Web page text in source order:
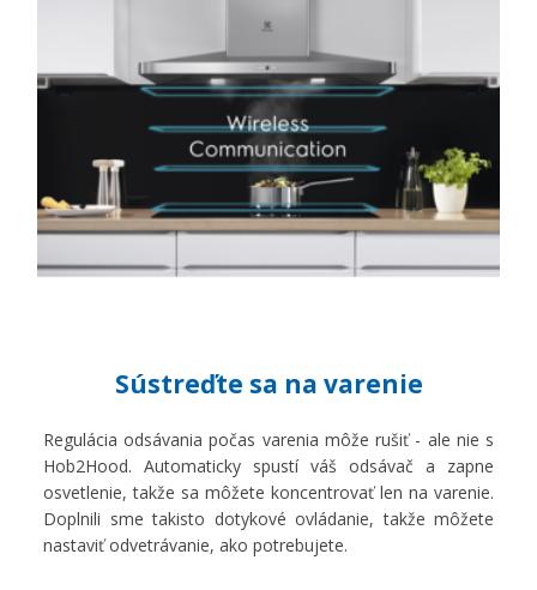
Sústreďte sa na varenie
Regulácia odsávania počas varenia môže rušiť - ale nie s
Hob2Hood. Automaticky spustí váš odsávač a zapne
osvetlenie, takže sa môžete koncentrovať len na varenie.
Doplnili sme takisto dotykové ovládanie, takže môžete
nastaviť odvetrávanie, ako potrebujete.